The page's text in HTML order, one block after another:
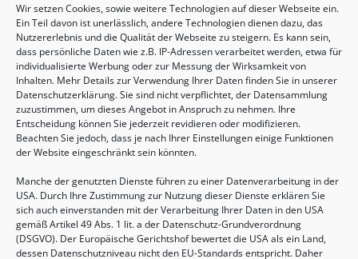
Wir setzen Cookies, sowie weitere Technologien auf dieser Webseite ein.
Ein Teil davon ist unerlässlich, andere Technologien dienen dazu, das
Nutzererlebnis und die Qualität der Webseite zu steigern. Es kann sein,
dass persönliche Daten wie z.B. IP-Adressen verarbeitet werden, etwa für
individualisierte Werbung oder zur Messung der Wirksamkeit von
Inhalten. Mehr Details zur Verwendung Ihrer Daten finden Sie in unserer
Datenschutzerklärung. Sie sind nicht verpflichtet, der Datensammlung
zuzustimmen, um dieses Angebot in Anspruch zu nehmen. Ihre
Entscheidung können Sie jederzeit revidieren oder modifizieren.
Beachten Sie jedoch, dass je nach Ihrer Einstellungen einige Funktionen
der Website eingeschränkt sein könnten.
Manche der genutzten Dienste führen zu einer Datenverarbeitung in der
USA. Durch Ihre Zustimmung zur Nutzung dieser Dienste erklären Sie
sich auch einverstanden mit der Verarbeitung Ihrer Daten in den USA
gemäß Artikel 49 Abs. 1 lit. a der Datenschutz-Grundverordnung
(DSGVO). Der Europäische Gerichtshof bewertet die USA als ein Land,
dessen Datenschutzniveau nicht den EU-Standards entspricht. Daher
Geburtsvorbereitung
15.08.2026, 10:00 - 17:00 Uhr
Sommertreffen für (Groß-)Eltern mit Kindern